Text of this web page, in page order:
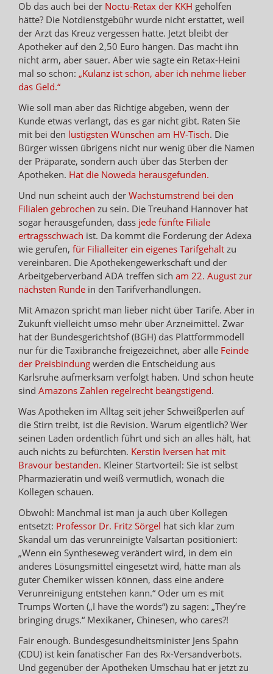
Ob das auch bei der Noctu-Retax der KKH geholfen
hätte? Die Notdienstgebühr wurde nicht erstattet, weil
der Arzt das Kreuz vergessen hatte. Jetzt bleibt der
Apotheker auf den 2,50 Euro hängen. Das macht ihn
nicht arm, aber sauer. Aber wie sagte ein Retax-Heini
mal so schön: „Kulanz ist schön, aber ich nehme lieber
das Geld.“
Wie soll man aber das Richtige abgeben, wenn der
Kunde etwas verlangt, das es gar nicht gibt. Raten Sie
mit bei den lustigsten Wünschen am HV-Tisch. Die
Bürger wissen übrigens nicht nur wenig über die Namen
der Präparate, sondern auch über das Sterben der
Apotheken. Hat die Noweda herausgefunden.
Und nun scheint auch der Wachstumstrend bei den
Filialen gebrochen zu sein. Die Treuhand Hannover hat
sogar herausgefunden, dass jede fünfte Filiale
ertragsschwach ist. Da kommt die Forderung der Adexa
wie gerufen, für Filialleiter ein eigenes Tarifgehalt zu
vereinbaren. Die Apothekengewerkschaft und der
Arbeitgeberverband ADA treffen sich am 22. August zur
nächsten Runde in den Tarifverhandlungen.
Mit Amazon spricht man lieber nicht über Tarife. Aber in
Zukunft vielleicht umso mehr über Arzneimittel. Zwar
hat der Bundesgerichtshof (BGH) das Plattformmodell
nur für die Taxibranche freigezeichnet, aber alle Feinde
der Preisbindung werden die Entscheidung aus
Karlsruhe aufmerksam verfolgt haben. Und schon heute
sind Amazons Zahlen regelrecht beängstigend.
Was Apotheken im Alltag seit jeher Schweißperlen auf
die Stirn treibt, ist die Revision. Warum eigentlich? Wer
seinen Laden ordentlich führt und sich an alles hält, hat
auch nichts zu befürchten. Kerstin Iversen hat mit
Bravour bestanden. Kleiner Startvorteil: Sie ist selbst
Pharmazierätin und weiß vermutlich, wonach die
Kollegen schauen.
Obwohl: Manchmal ist man ja auch über Kollegen
entsetzt: Professor Dr. Fritz Sörgel hat sich klar zum
Skandal um das verunreinigte Valsartan positioniert:
„Wenn ein Syntheseweg verändert wird, in dem ein
anderes Lösungsmittel eingesetzt wird, hätte man als
guter Chemiker wissen können, dass eine andere
Verunreinigung entstehen kann.“ Oder um es mit
Trumps Worten („I have the words“) zu sagen: „They’re
bringing drugs.“ Mexikaner, Chinesen, who cares?!
Fair enough. Bundesgesundheitsminister Jens Spahn
(CDU) ist kein fanatischer Fan des Rx-Versandverbots.
Und gegenüber der Apotheken Umschau hat er jetzt zu